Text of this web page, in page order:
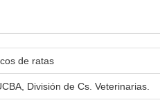
de ratas
División de Cs. Veterinarias.